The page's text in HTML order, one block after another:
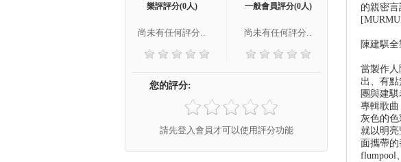
樂評評分(0人)
尚未有任何評分..
一般會員評分(0人)
尚未有任何評分..
您的評分:
請先登入會員才可以使用評分功能
的親密
陳建騏
當製作
出、有
團與建
專輯歌
灰色的
就以明
面攜帶
flumpool